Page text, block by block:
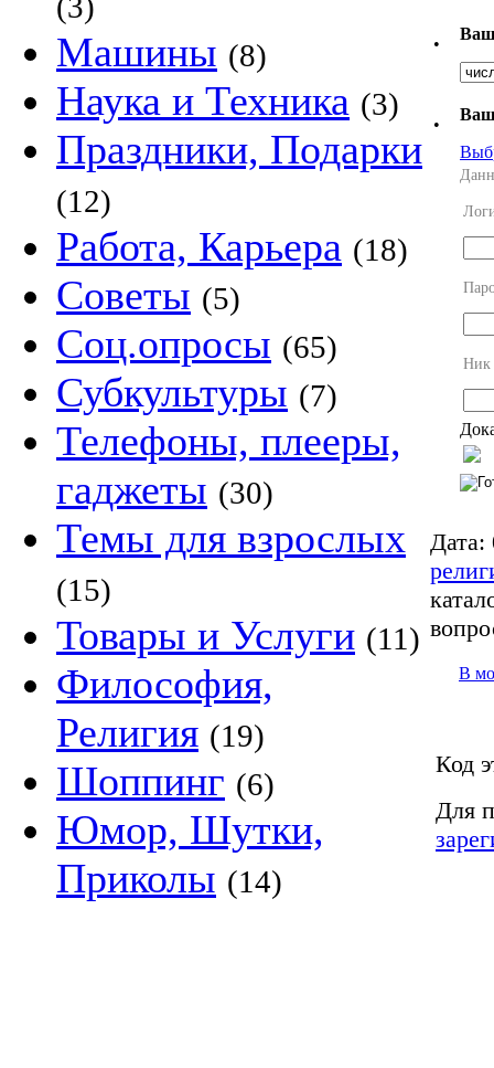
Машины (8)
Наука и Техника (3)
Праздники, Подарки
(12)
Работа, Карьера (18)
Советы (5)
Соц.опросы (65)
Субкультуры (7)
Телефоны, плееры,
гаджеты (30)
Темы для взрослых
(15)
Товары и Услуги (11)
Философия,
Религия (19)
Шоппинг (6)
Юмор, Шутки,
Приколы (14)
•
Ваш
•
Ник
Дата:
В
Код
Для